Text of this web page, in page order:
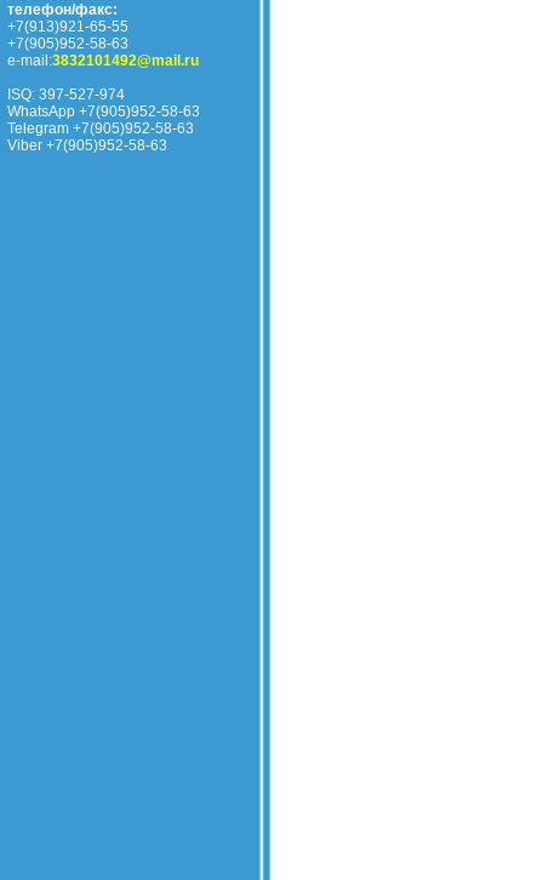
телефон/факс:
+7(913)921-65-55
+7(905)952-58-63
e-mail:3832101492@mail.ru
ISQ: 397-527-974
WhatsApp +7(905)952-58-63
Telegram +7(905)952-58-63
Viber +7(905)952-58-63